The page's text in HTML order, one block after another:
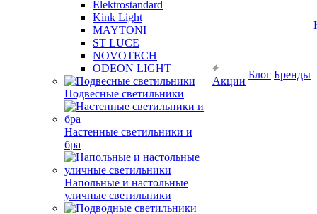
Elektrostandard
Kink Light
MAYTONI
ST LUCE
NOVOTECH
ODEON LIGHT
Подвесные светильники
Настенные светильники и
бра
Напольные и настольные
уличные светильники
Акции
Блог Бренды